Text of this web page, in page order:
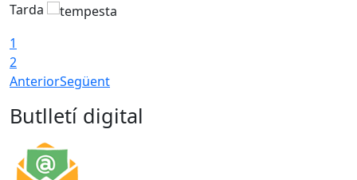
Tarda
1
2
AnteriorSegüent
Butlletí digital